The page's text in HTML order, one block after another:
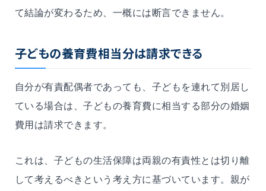
て結論が変わるため、一概には断言できません。
子どもの養育費相当分は請求できる
自分が有責配偶者であっても、子どもを連れて別居し
ている場合は、子どもの養育費に相当する部分の婚姻
費用は請求できます。
これは、子どもの生活保障は両親の有責性とは切り離
して考えるべきという考え方に基づいています。親が